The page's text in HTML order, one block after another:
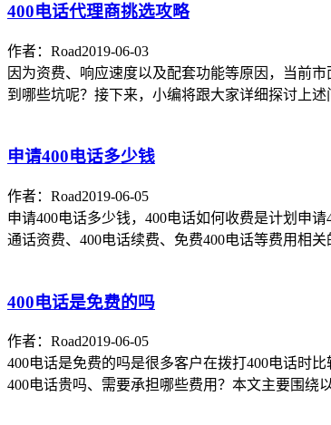
400电话代理商挑选攻略
作者：Road2019-06-03
因为资费、响应速度以及配套功能等原因，当前
到哪些坑呢？接下来，小编将跟大家详细探讨上述
申请400电话多少钱
作者：Road2019-06-05
申请400电话多少钱，400电话如何收费是计划申
通话资费、400电话续费、免费400电话等费用相关
400电话是免费的吗
作者：Road2019-06-05
400电话是免费的吗是很多客户在拨打400电话时
400电话贵吗、需要承担哪些费用？本文主要围绕